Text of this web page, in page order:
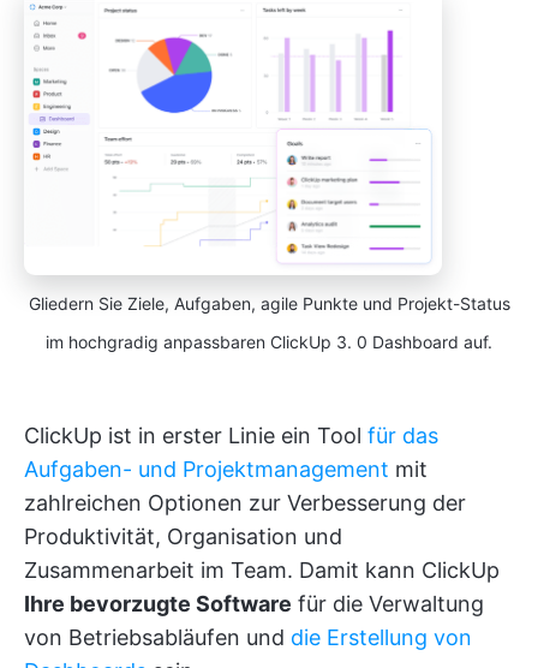
Gliedern Sie Ziele, Aufgaben, agile Punkte und Projekt-Status
im hochgradig anpassbaren ClickUp 3. 0 Dashboard auf.
ClickUp ist in erster Linie ein Tool für das
Aufgaben- und Projektmanagement mit
zahlreichen Optionen zur Verbesserung der
Produktivität, Organisation und
Zusammenarbeit im Team. Damit kann ClickUp
Ihre bevorzugte Software für die Verwaltung
von Betriebsabläufen und die Erstellung von